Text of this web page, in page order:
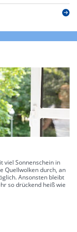
viel Sonnenschein in
Quellwolken durch, an
Ansonsten bleibt
so drückend heiß wie